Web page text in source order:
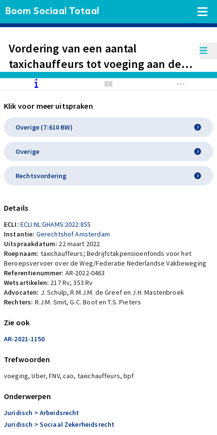
Boom Sociaal Totaal
Vordering van een aantal
taxichauffeurs tot voeging aan de
zijde van Uber wordt toegewezen.
Vordering van het
Bedrijfstakpensioenfonds voor het
Beroepsvervoer over de Weg tot
voeging of tussenkomst wordt
afgewezen.
Klik voor meer uitspraken
Overige (7:610 BW)
Overige
Rechtsvordering
Details
ECLI: ECLI:NL:GHAMS:2022:855
Instantie: Gerechtshof Amsterdam
Uitspraakdatum: 22 maart 2022
Roepnaam: taxichauffeurs; Bedrijfstakpensioenfonds voor het
Beroepsvervoer over de Weg/Federatie Nederlandse Vakbeweging
Referentienummer: AR-2022-0463
Wetsartikelen: 217 Rv,353 Rv
Advocaten: J. Schulp, R.M.J.M. de Greef en J.H. Mastenbroek
Rechters: R.J.M. Smit, G.C. Boot en T.S. Pieters
Zie ook
AR-2021-1150
Trefwoorden
voeging, Uber, FNV, cao, taxichauffeurs, bpf
Onderwerpen
Juridisch > Arbeidsrecht
Juridisch > Sociaal Zekerheidsrecht